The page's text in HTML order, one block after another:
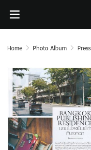
Home Photo Album Press